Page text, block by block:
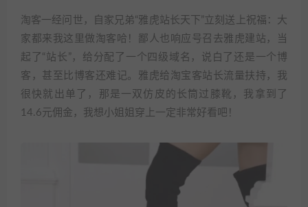
淘客一经问世，自家兄弟“雅虎站长天下”立刻送上祝福：大
家都来我这里做淘客哈！鄙人也响应号召去雅虎建站，当
起了“站长”，给分配了一个四级域名，说白了还是一个博
客，甚至比博客还难记。雅虎给淘宝客站长流量扶持，我
很快就出单了，那是一双仿皮的长筒过膝靴，我拿到了
14.6元佣金，我想小姐姐穿上一定非常好看吧！